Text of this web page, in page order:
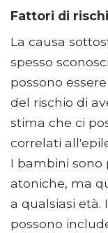
Fattori di
La causa
spesso
possono
del rischio di
stima che ci
correlati
I bambini sono
atoniche, ma
a qualsiasi età.
possono